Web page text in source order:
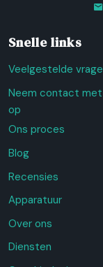
Snelle links
Veelgestelde
Neem contact met
op
Ons proces
Blog
Recensies
Apparatuur
Over ons
Diensten